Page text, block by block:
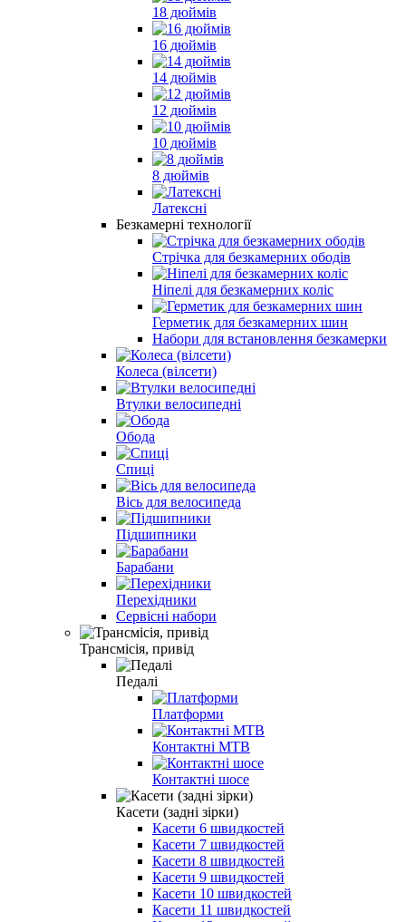
18 дюймів
16 дюймів
14 дюймів
12 дюймів
10 дюймів
8 дюймів
Латексні
Безкамерні технології
Стрічка для безкамерних ободів
Ніпелі для безкамерних коліс
Герметик для безкамерних шин
Набори для встановлення безкамерки
Колеса (вілсети)
Втулки велосипедні
Обода
Спиці
Вісь для велосипеда
Підшипники
Барабани
Перехідники
Сервісні набори
Трансмісія, привід
Педалі
Платформи
Контактні MTB
Контактні шосе
Касети (задні зірки)
Касети 6 швидкостей
Касети 7 швидкостей
Касети 8 швидкостей
Касети 9 швидкостей
Касети 10 швидкостей
Касети 11 швидкостей